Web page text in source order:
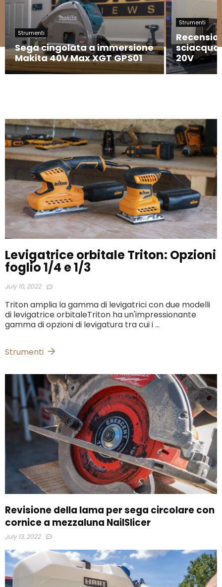
Strumenti
Sega cingolata a immersione
Makita 40V Max XGT GPS01
Strumenti
20V
Levigatrice orbitale Triton: Opzioni
foglio 1/4 e 1/3
July 10, 2022
Triton amplia la gamma di levigatrici con due modelli
di levigatrice orbitaleTriton ha un'impressionante
gamma di opzioni di levigatura tra cui i ...
Strumenti
Revisione della lama per sega circolare con
cornice a mezzaluna NailSlicer
July 13, 2022